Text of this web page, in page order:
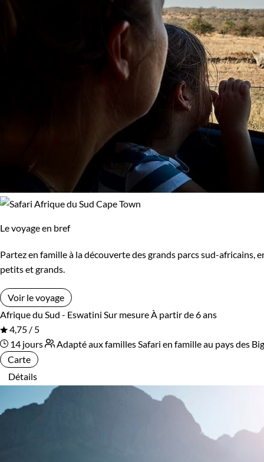
Le voyage en bref
Partez en famille à la découverte des grands parcs sud-africains,
petits et grands.
Voir le voyage
Afrique du Sud - Eswatini Sur mesureÀ partir de 6 ans
4,75 / 5
14 jours
Adapté aux famillesSafari en famille au pays des
Carte
Détails